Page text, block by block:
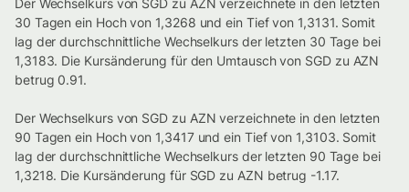
Der Wechselkurs von SGD zu AZN verzeichnete in den letzten
30 Tagen ein Hoch von 1,3268 und ein Tief von 1,3131. Somit
lag der durchschnittliche Wechselkurs der letzten 30 Tage bei
1,3183. Die Kursänderung für den Umtausch von SGD zu AZN
betrug 0.91.
Der Wechselkurs von SGD zu AZN verzeichnete in den letzten
90 Tagen ein Hoch von 1,3417 und ein Tief von 1,3103. Somit
lag der durchschnittliche Wechselkurs der letzten 90 Tage bei
1,3218. Die Kursänderung für SGD zu AZN betrug -1.17.